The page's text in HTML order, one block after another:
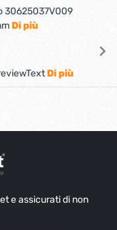
30625037V009
Di più
Di più
e assicurati di non